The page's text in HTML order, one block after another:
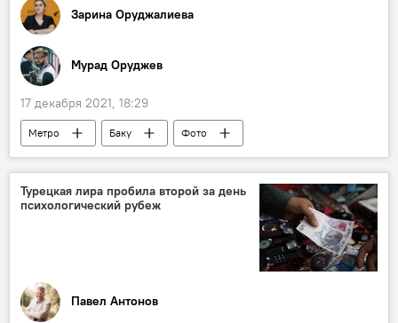
Зарина Оруджалиева
Мурад Оруджев
17 декабря 2021, 18:29
Метро Баку
Фото
фотолента
Турецкая лира пробила второй за день
психологический рубеж
Павел Антонов